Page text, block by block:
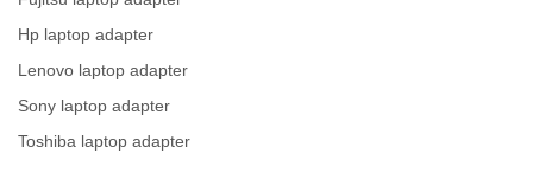
Hp laptop adapter
Lenovo laptop adapter
Sony laptop adapter
Toshiba laptop adapter